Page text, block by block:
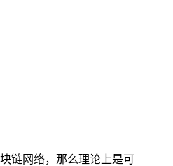
链网络，那么理论上是可